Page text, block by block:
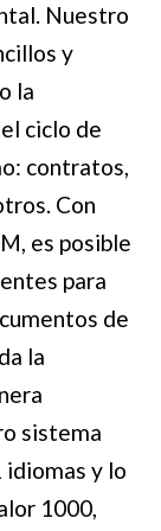
Nuestro
y
la
ciclo de
contratos,
Con
es posible
para
de
la
sistema
y lo
1000,